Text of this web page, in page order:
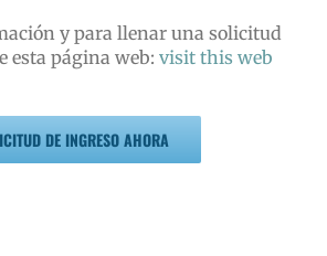
y para llenar una solicitud
esta página web: visit this web
DE INGRESO AHORA